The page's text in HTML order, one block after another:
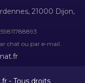
21000 Dijon,
chat ou par e-mail.
- Tous droits